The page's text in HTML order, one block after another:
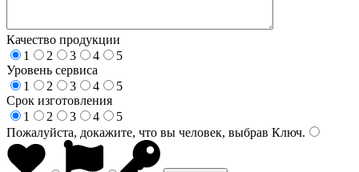
Качество продукции
1
2 3 4
5
Уровень сервиса
1
2 3 4
5
Срок изготовления
1
2 3 4
5
Пожалуйста, докажите, что вы человек, выбрав Ключ.